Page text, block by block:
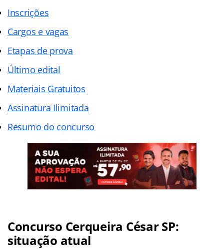
Inscrições
Cargos e vagas
Etapas de prova
Último edital
Materiais Gratuitos
Assinatura Ilimitada
Resumo do concurso
Concurso Cerqueira César SP:
situação atual